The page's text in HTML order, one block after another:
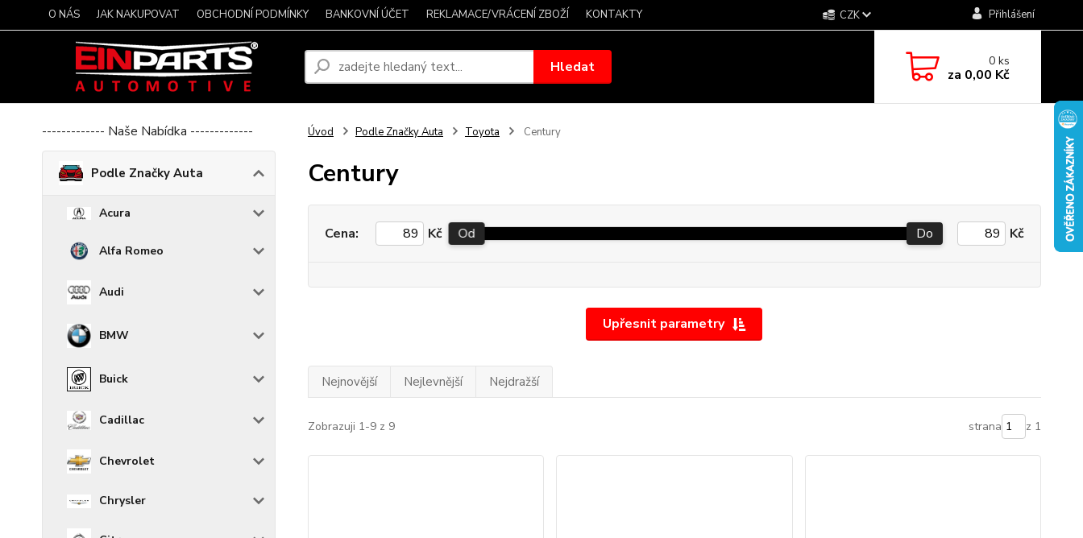
O NÁS JAK NAKUPOVAT OBCHODNÍ PODMÍNKY BANKOVNÍ ÚČET REKLAMACE/VRÁCENÍ ZBOŽÍ KONTAKTY CZK Přihlášení
Hledat 0ks
za 0,00 Kč
------------- Naše Nabídka -------------
Podle Značky Auta
Acura
Alfa Romeo
Audi
BMW
Buick
Cadillac
Chevrolet
Chrysler
Úvod Podle Značky Auta Toyota Century
Century
Upřesnit parametry
Cena: Kč Od Do Kč
Nejnovější Nejlevnější Nejdražší
Zobrazuji 1-9 z 9 strana z 1